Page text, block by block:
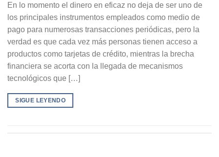
En lo momento el dinero en eficaz no deja de ser uno de
los principales instrumentos empleados como medio de
pago para numerosas transacciones periódicas, pero la
verdad es que cada vez más personas tienen acceso a
productos como tarjetas de crédito, mientras la brecha
financiera se acorta con la llegada de mecanismos
tecnológicos que […]
SIGUE LEYENDO